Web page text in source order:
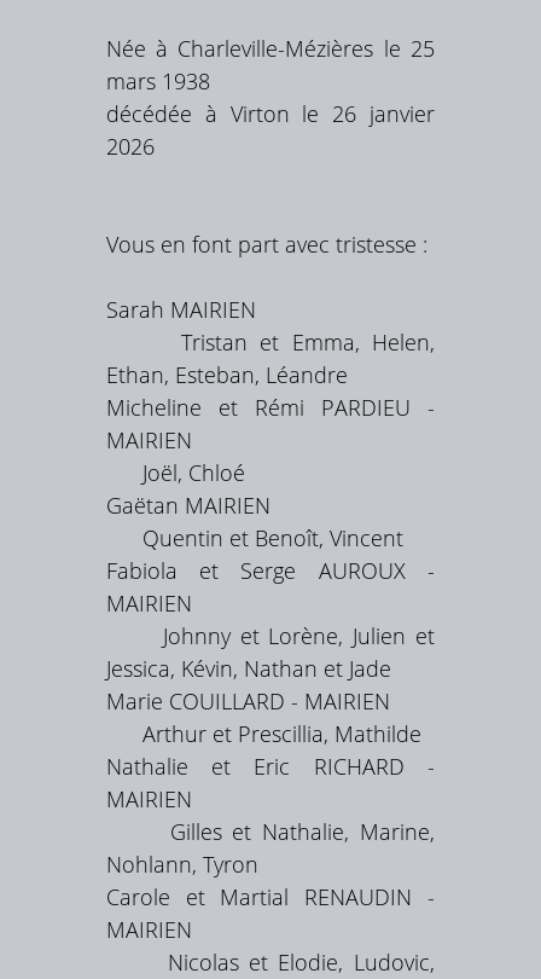
Née à Charleville-Mézières le 25
mars 1938
décédée à Virton le 26 janvier
2026
Vous en font part avec tristesse :
Sarah MAIRIEN
Tristan et Emma, Helen,
Ethan, Esteban, Léandre
Micheline et Rémi PARDIEU -
MAIRIEN
Joël, Chloé
Gaëtan MAIRIEN
Quentin et Benoît, Vincent
Fabiola et Serge AUROUX -
MAIRIEN
Johnny et Lorène, Julien et
Jessica, Kévin, Nathan et Jade
Marie COUILLARD - MAIRIEN
Arthur et Prescillia, Mathilde
Nathalie et Eric RICHARD -
MAIRIEN
Gilles et Nathalie, Marine,
Nohlann, Tyron
Carole et Martial RENAUDIN -
MAIRIEN
Nicolas et Elodie, Ludovic,